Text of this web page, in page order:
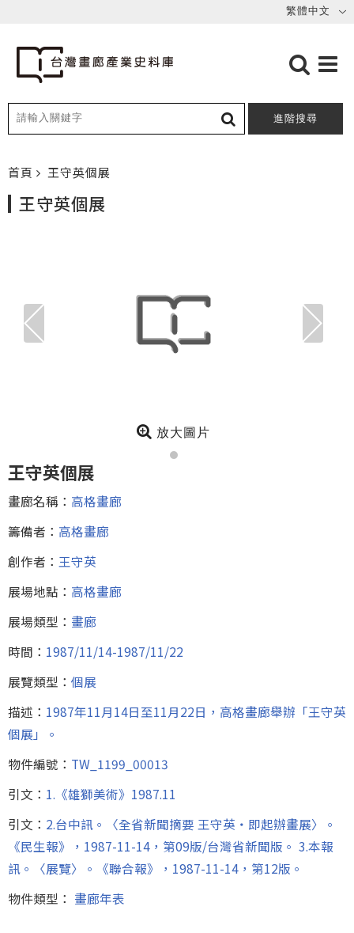
進階搜尋
首頁 王守英個展
王守英個展
放大圖片
王守英個展
畫廊名稱： 高格畫廊
籌備者： 高格畫廊
創作者： 王守英
展場地點： 高格畫廊
展場類型： 畫廊
時間： 1987/11/14-1987/11/22
展覽類型： 個展
描述： 1987年11月14日至11月22日，高格畫廊舉辦「王守英
個展」。
物件編號： TW_1199_00013
引文： 1.《雄獅美術》1987.11
引文： 2.台中訊。〈全省新聞摘要 王守英‧即起辦畫展〉。
《民生報》，1987-11-14，第09版/台灣省新聞版。 3.本報
訊。〈展覽〉。《聯合報》，1987-11-14，第12版。
物件類型： 畫廊年表